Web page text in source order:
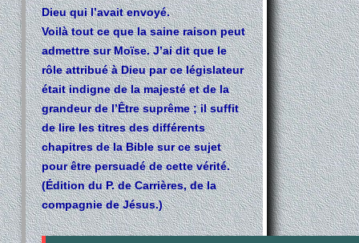
Dieu qui l’avait envoyé.
Voilà tout ce que la saine raison peut
admettre sur Moïse. J’ai dit que le
rôle attribué à Dieu par ce législateur
était indigne de la majesté et de la
grandeur de l’Être suprême ; il suffit
de lire les titres des différents
chapitres de la Bible sur ce sujet
pour être persuadé de cette vérité.
(Édition du P. de Carrières, de la
compagnie de Jésus.)